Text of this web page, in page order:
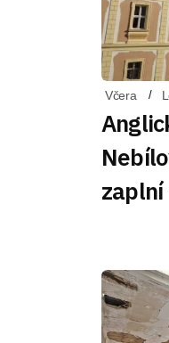
Včera
zaplní